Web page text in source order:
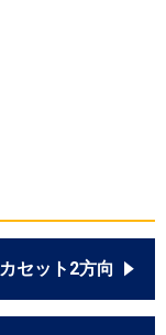
セット2方向